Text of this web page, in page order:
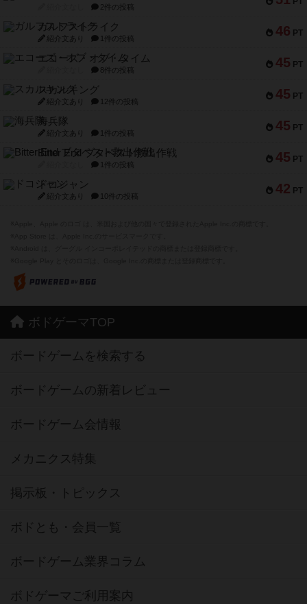
2件の投稿
46 PT
ガルフストライク
紹介文あり 1件の投稿
45 PT
エコーズ・オブ・タイム
8件の投稿
45 PT
スカルキング
紹介文あり 12件の投稿
45 PT
海兵隊
紹介文あり 1件の投稿
45 PT
Bitter End ブタペスト救出作戦
1件の投稿
42 PT
ドコジャン
紹介文あり 10件の投稿
ボドゲーマTOP
ボードゲームを検索する
ボードゲームの新着レビュー
ボードゲーム会情報
メカニクス特集
掲示板・トピックス
ボドとも・会員一覧
ボードゲーム業界コラム
ボドゲーマご利用案内